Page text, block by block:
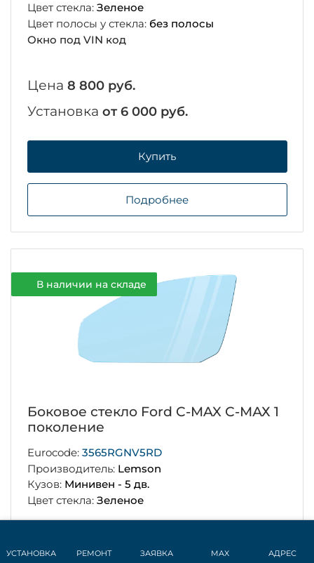
Цвет стекла: Зеленое
Цвет полосы у стекла: без полосы
Окно под VIN код
Цена 8 800 руб.
Установка от 6 000 руб.
Купить
Подробнее
В наличии на складе
Боковое стекло Ford C-MAX С-МАХ 1
поколение
Eurocode: 3565RGNV5RD
Производитель: Lemson
Кузов: Минивен - 5 дв.
Цвет стекла: Зеленое
УСТАНОВКА РЕМОНТ ЗАЯВКА MAX АДРЕС